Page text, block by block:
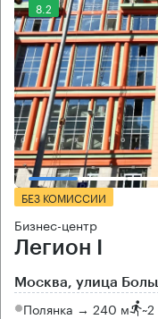
8.2
БЕЗ КОМИССИИ
Бизнес-центр
Легион I
Москва, улица
Полянка → 240 м ~2